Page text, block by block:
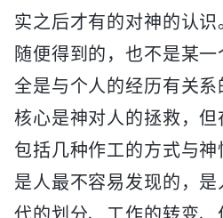
实之后才有的对神的认
随便得到的，也不是某
全是与个人的经历有关
核心是神对人的拯救，
包括几种作工的方式与
是人最不容易发现的，